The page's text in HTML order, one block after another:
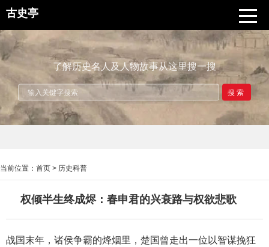
古史亭
了解历史名人及人物故事从这里搜一搜
搜索
当前位置： 首页 > 历史科普
权倾半生终成烬：春申君的兴衰路与权欲悲歌
战国末年，诸侯争霸的烽烟里，楚国曾走出一位以智谋挽狂